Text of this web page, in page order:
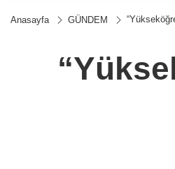
Anasayfa GÜNDEM